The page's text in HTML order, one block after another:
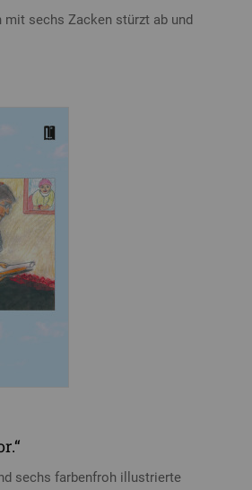
mit sechs Zacken stürzt ab und
sechs farbenfroh illustrierte